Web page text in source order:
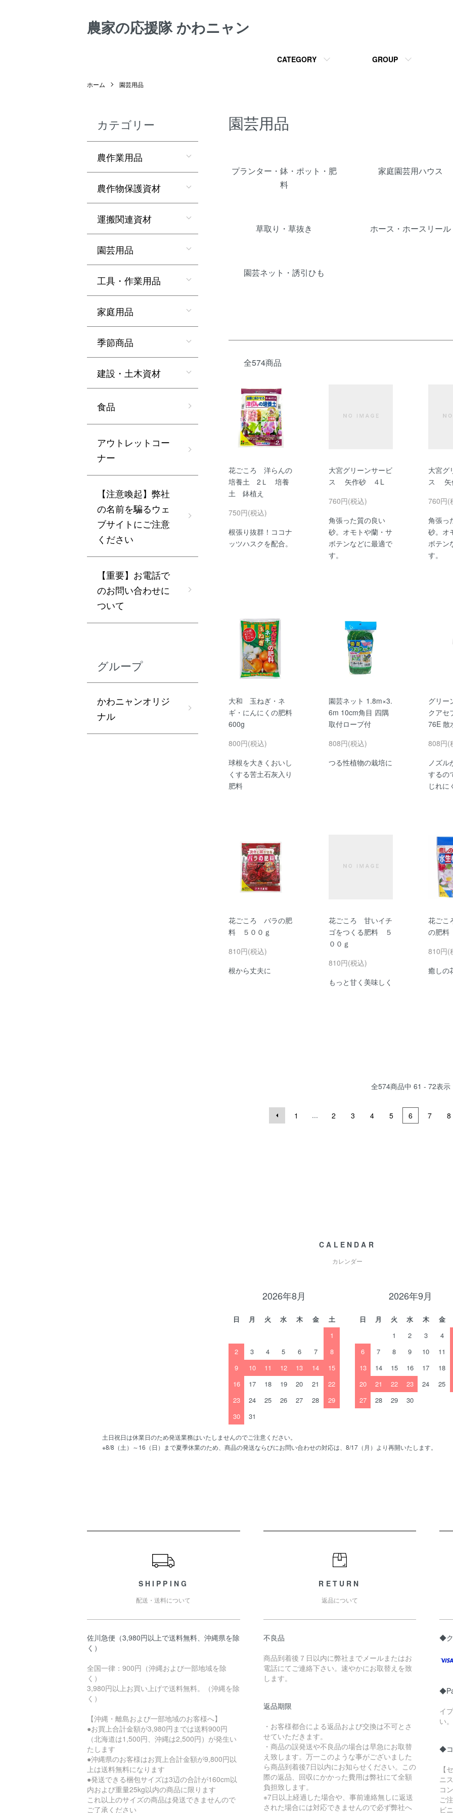
農家の応援隊 かわニャン
CATEGORY GROUP
ホーム 園芸用品
園芸用品
プランター・鉢・ポット・肥
料
家庭園芸用ハウス
草取り・草抜き ホース・ホースリール
園芸ネット・誘引ひも
全574商品
花ごころ 洋らんの
培養土 2Ｌ 培養
土 鉢植え
750円(税込)
根張り抜群！ココナ
ッツハスクを配合。
大宮グリーンサービ
ス 矢作砂 ４L
760円(税込)
角張った質の良い
砂。オモトや蘭・サ
ボテンなどに最適で
す。
大宮グ
ス 矢
760円(
角張っ
砂。オ
ボテン
す。
大和 玉ねぎ・ネ
ギ・にんにくの肥料
600g
800円(税込)
球根を大きくおいし
くする苦土石灰入り
肥料
園芸ネット 1.8m×3.
6m 10cm角目 四隅
取付ロープ付
808円(税込)
つる性植物の栽培に
グリー
クアセ
76E 散
808円(
ノズル
するの
じれに
花ごころ バラの肥
料 ５００ｇ
810円(税込)
根から丈夫に
花ごころ 甘いイチ
ゴをつくる肥料 ５
００ｇ
810円(税込)
もっと甘く美味しく
花ご
の肥料
810円(
癒しの
全574商品中 61 - 72表示
1 ... 2 3 4 5 6 7 8
カテゴリー
農作業用品
農作物保護資材
運搬関連資材
園芸用品
工具・作業用品
家庭用品
季節商品
建設・土木資材
食品
アウトレットコー
ナー
【注意喚起】弊社
の名前を騙るウェ
ブサイトにご注意
ください
【重要】お電話で
のお問い合わせに
ついて
グループ
かわニャンオリジ
ナル
CALENDAR
カレンダー
2026年8月
日 月 火 水 木 金
土
1
2
3 4 5 6 7
8
9
10 11 12 13 14
15
16
17 18 19 20 21
22
23
24 25 26 27 28
29
30
31
2026年9月
日 月 火 水 木 金
1
2 3 4
6
7 8 9 10 11
13
14 15 16 17 18
20
21 22 23 24 25
27
28 29 30
土日祝日は休業日のため発送業務はいたしませんのでご注意ください。
※8/8（土）～16（日）まで夏季休業のため、商品の発送ならびにお問い合わせの対応は、8/17（月）より再開いたします。
SHIPPING
配送・送料について
佐川急便（3,980円以上で送料無料、沖縄県を除
く）
全国一律：900円（沖縄および一部地域を除
く）
3,980円以上お買い上げで送料無料。（沖縄を除
く）
【沖縄・離島および一部地域のお客様へ】
●お買上合計金額が3,980円までは送料900円
（北海道は1,500円、沖縄は2,500円）が発生い
たします
●沖縄県のお客様はお買上合計金額が9,800円以
上は送料無料になります
●発送できる梱包サイズは3辺の合計が160cm以
内および重量25kg以内の商品に限ります
これ以上のサイズの商品は発送できませんので
ご了承ください
RETURN
返品について
不良品
商品到着後７日以内に弊社までメールまたはお
電話にてご連絡下さい。速やかにお取替えを致
します。
返品期限
・お客様都合による返品および交換は不可とさ
せていただきます。
・商品の誤発送や不良品の場合は早急にお取替
え致します。万一このような事がございました
ら商品到着後7日以内にお知らせください。この
際の返品、回収にかかった費用は弊社にて全額
負担致します。
※7日以上経過した場合や、事前連絡無しに返送
された場合には対応できませんので必ず弊社へ
◆ク
イ
い。
◆コ
【
ニ
コ
ご
ビ